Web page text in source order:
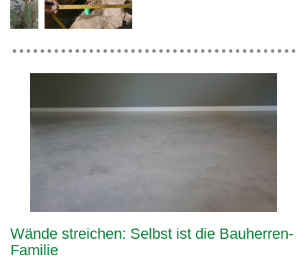
Wände streichen: Selbst ist die Bauherren-
Familie